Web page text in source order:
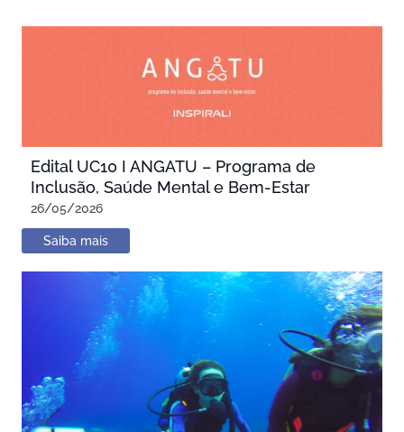
Edital UC10 I ANGATU – Programa de
Inclusão, Saúde Mental e Bem-Estar
26/05/2026
Saiba mais